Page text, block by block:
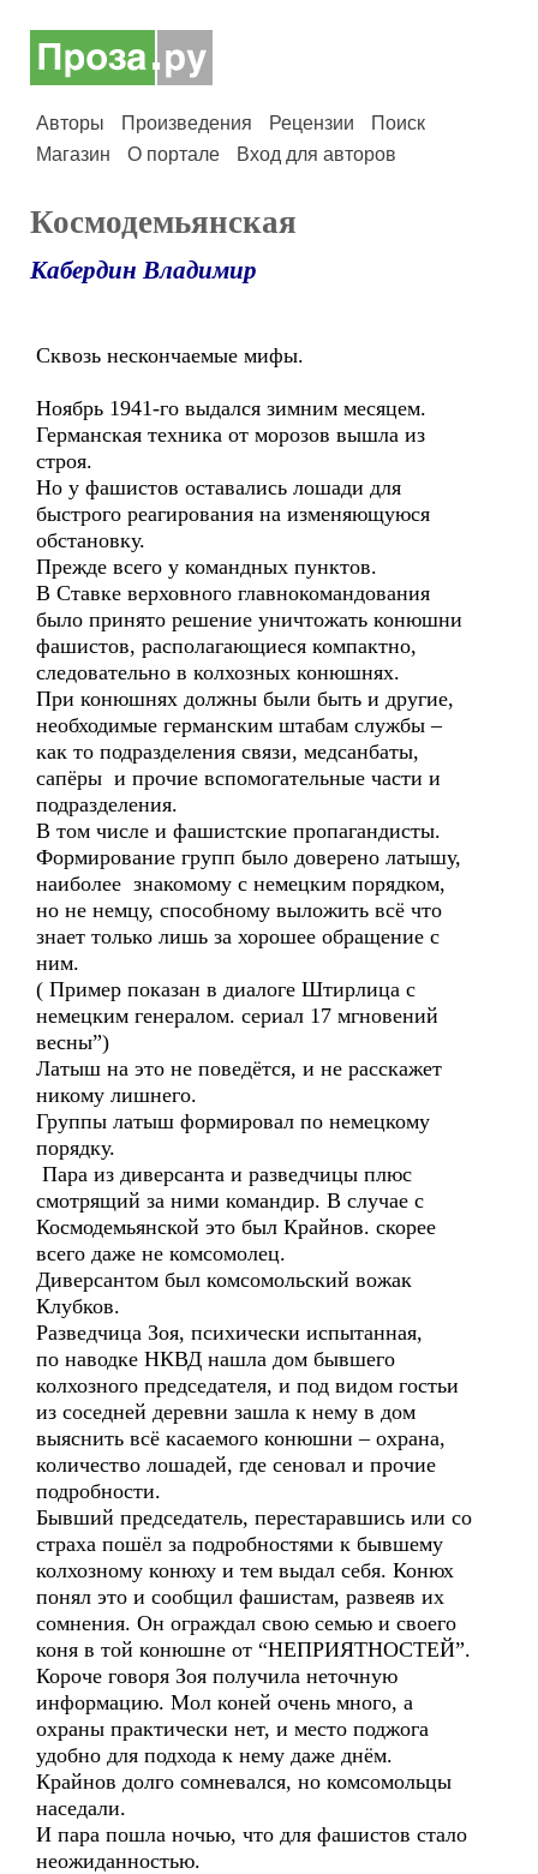
Авторы Произведения Рецензии
Поиск
Магазин
О портале Вход для авторов
Космодемьянская
Кабердин Владимир
Сквозь нескончаемые мифы.
Ноябрь 1941-го выдался зимним месяцем.
Германская техника от морозов вышла из
строя.
Но у фашистов оставались лошади для
быстрого реагирования на изменяющуюся
обстановку.
Прежде всего у командных пунктов.
В Ставке верховного главнокомандования
было принято решение уничтожать конюшни
фашистов, располагающиеся компактно,
следовательно в колхозных конюшнях.
При конюшнях должны были быть и другие,
необходимые германским штабам службы –
как то подразделения связи, медсанбаты,
сапёры и прочие вспомогательные части и
подразделения.
В том числе и фашистские пропагандисты.
Формирование групп было доверено латышу,
наиболее знакомому с немецким порядком,
но не немцу, способному выложить всё что
знает только лишь за хорошее обращение с
ним.
( Пример показан в диалоге Штирлица с
немецким генералом. сериал 17 мгновений
весны”)
Латыш на это не поведётся, и не расскажет
никому лишнего.
Группы латыш формировал по немецкому
порядку.
Пара из диверсанта и разведчицы плюс
смотрящий за ними командир. В случае с
Космодемьянской это был Крайнов. скорее
всего даже не комсомолец.
Диверсантом был комсомольский вожак
Клубков.
Разведчица Зоя, психически испытанная,
по наводке НКВД нашла дом бывшего
колхозного председателя, и под видом гостьи
из соседней деревни зашла к нему в дом
выяснить всё касаемого конюшни – охрана,
количество лошадей, где сеновал и прочие
подробности.
Бывший председатель, перестаравшись или со
страха пошёл за подробностями к бывшему
колхозному конюху и тем выдал себя. Конюх
понял это и сообщил фашистам, развеяв их
сомнения. Он ограждал свою семью и своего
коня в той конюшне от “НЕПРИЯТНОСТЕЙ”.
Короче говоря Зоя получила неточную
информацию. Мол коней очень много, а
охраны практически нет, и место поджога
удобно для подхода к нему даже днём.
Крайнов долго сомневался, но комсомольцы
наседали.
И пара пошла ночью, что для фашистов стало
неожиданностью.